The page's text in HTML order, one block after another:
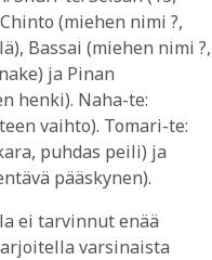
(miehen nimi ?,
Bassai (miehen nimi ?,
ja Pinan
henki). Naha-te:
vaihto). Tomari-te:
puhdas peili) ja
pääskynen).
ei tarvinnut enää
varsinaista